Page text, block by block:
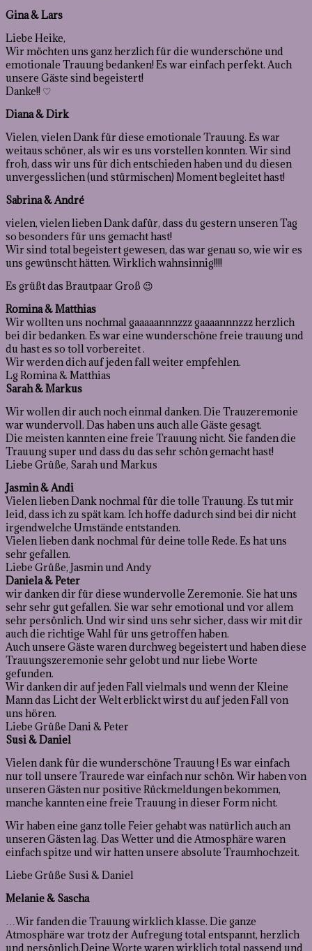
Gina & Lars
Liebe Heike,
Wir möchten uns ganz herzlich für die wunderschöne und
emotionale Trauung bedanken! Es war einfach perfekt. Auch
unsere Gäste sind begeistert!
Danke!! ♡
Diana & Dirk
Vielen, vielen Dank für diese emotionale Trauung. Es war
weitaus schöner, als wir es uns vorstellen konnten. Wir sind
froh, dass wir uns für dich entschieden haben und du diesen
unvergesslichen (und stürmischen) Moment begleitet hast!
Sabrina & André
vielen, vielen lieben Dank dafür, dass du gestern unseren Tag
so besonders für uns gemacht hast!
Wir sind total begeistert gewesen, das war genau so, wie wir es
uns gewünscht hätten. Wirklich wahnsinnig!!!!
Es grüßt das Brautpaar Groß 😉
Romina & Matthias
Wir wollten uns nochmal gaaaaannnzzz gaaaannnzzz herzlich
bei dir bedanken. Es war eine wunderschöne freie trauung und
du hast es so toll vorbereitet .
Wir werden dich auf jeden fall weiter empfehlen.
Lg Romina & Matthias
Sarah & Markus
Wir wollen dir auch noch einmal danken. Die Trauzeremonie
war wundervoll. Das haben uns auch alle Gäste gesagt.
Die meisten kannten eine freie Trauung nicht. Sie fanden die
Trauung super und dass du das sehr schön gemacht hast!
Liebe Grüße, Sarah und Markus
Jasmin & Andi
Vielen lieben Dank nochmal für die tolle Trauung. Es tut mir
leid, dass ich zu spät kam. Ich hoffe dadurch sind bei dir nicht
irgendwelche Umstände entstanden.
Vielen lieben dank nochmal für deine tolle Rede. Es hat uns
sehr gefallen.
Liebe Grüße, Jasmin und Andy
Daniela & Peter
wir danken dir für diese wundervolle Zeremonie. Sie hat uns
sehr sehr gut gefallen. Sie war sehr emotional und vor allem
sehr persönlich. Und wir sind uns sehr sicher, dass wir mit dir
auch die richtige Wahl für uns getroffen haben.
Auch unsere Gäste waren durchweg begeistert und haben diese
Trauungszeremonie sehr gelobt und nur liebe Worte
gefunden.
Wir danken dir auf jeden Fall vielmals und wenn der Kleine
Mann das Licht der Welt erblickt wirst du auf jeden Fall von
uns hören.
Liebe Grüße Dani & Peter
Susi & Daniel
Vielen dank für die wunderschöne Trauung ! Es war einfach
nur toll unsere Traurede war einfach nur schön. Wir haben von
unseren Gästen nur positive Rückmeldungen bekommen,
manche kannten eine freie Trauung in dieser Form nicht.
Wir haben eine ganz tolle Feier gehabt was natürlich auch an
unseren Gästen lag. Das Wetter und die Atmosphäre waren
einfach spitze und wir hatten unsere absolute Traumhochzeit.
Liebe Grüße Susi & Daniel
Melanie & Sascha
…Wir fanden die Trauung wirklich klasse. Die ganze
Atmosphäre war trotz der Aufregung total entspannt, herzlich
und persönlich.Deine Worte waren wirklich total passend und